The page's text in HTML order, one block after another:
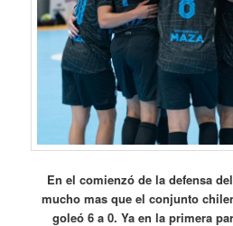
En el comienzó de la defensa
mucho mas que el conjunto
goleó 6 a 0. Ya en la primera